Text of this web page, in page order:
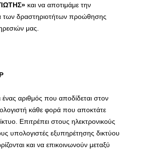
και να αποτιμάμε την
των δραστηριοτήτων προώθησης
μας.
ένας αριθμός που αποδίδεται στον
κάθε φορά που αποκτάτε
Επιτρέπει στους ηλεκτρονικούς
υπολογιστές εξυπηρέτησης δικτύου
και να επικοινωνούν μεταξύ